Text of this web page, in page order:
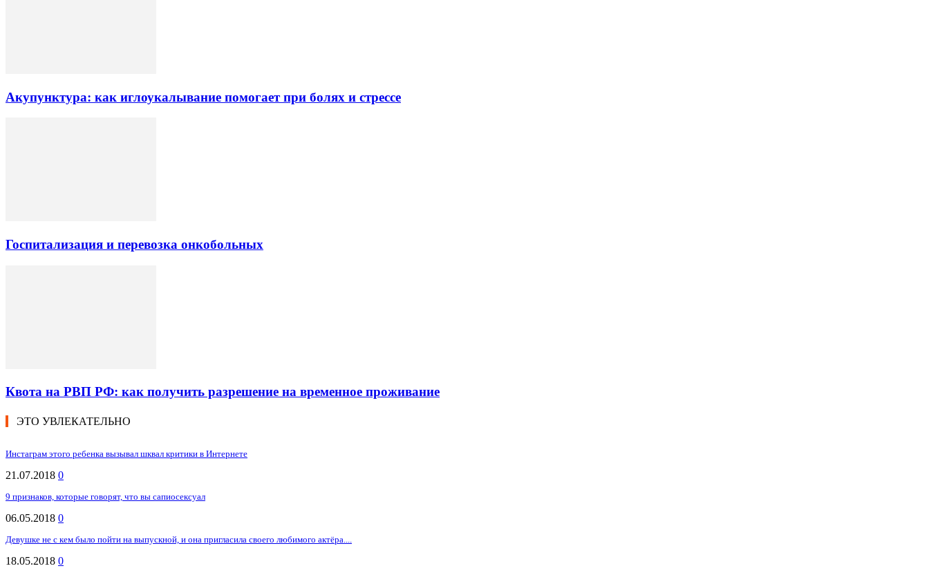
Акупунктура: как иглоукалывание помогает при болях и стрессе
Госпитализация и перевозка онкобольных
Квота на РВП РФ: как получить разрешение на временное проживание
ЭТО УВЛЕКАТЕЛЬНО
Инстаграм этого ребенка вызывал шквал критики в Интернете
21.07.2018 0
9 признаков, которые говорят, что вы сапиосексуал
06.05.2018 0
Девушке не с кем было пойти на выпускной, и она пригласила своего любимого актёра....
18.05.2018 0